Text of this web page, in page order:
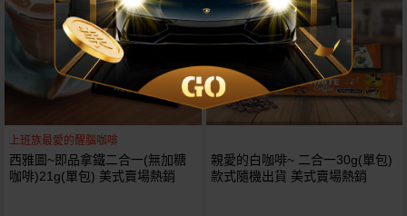
上班族最愛的醒腦咖啡
西雅圖~即品拿鐵二合一(無加糖
咖啡)21g(單包) 美式賣場熱銷
親愛的白咖啡~ 二合一30g(單包)
款式隨機出貨 美式賣場熱銷